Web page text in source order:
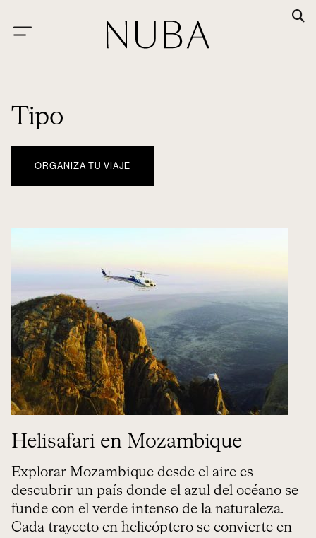
Tipo
ORGANIZA TU VIAJE
Helisafari en Mozambique
Explorar Mozambique desde el aire es
descubrir un país donde el azul del océano se
funde con el verde intenso de la naturaleza.
Cada trayecto en helicóptero se convierte en